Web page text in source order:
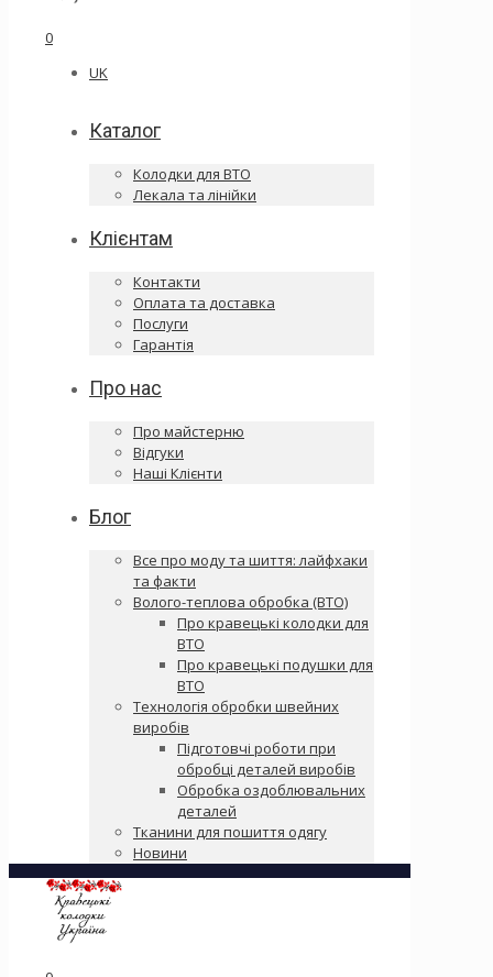
0
UK
Каталог
Колодки для ВТО
Лекала та лінійки
Клієнтам
Контакти
Оплата та доставка
Послуги
Гарантія
Про нас
Про майстерню
Відгуки
Наші Клієнти
Блог
Все про моду та шиття: лайфхаки
та факти
Волого-теплова обробка (ВТО)
Про кравецькі колодки для
ВТО
Про кравецькі подушки для
ВТО
Технологія обробки швейних
виробів
Підготовчі роботи при
обробці деталей виробів
Обробка оздоблювальних
деталей
Тканини для пошиття одягу
Новини